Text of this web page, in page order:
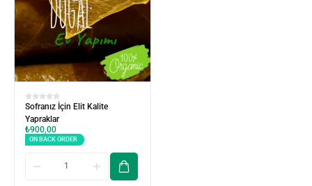
Sofranız İçin Elit Kalite
Yapraklar
₺900,00
ON BACK ORDER